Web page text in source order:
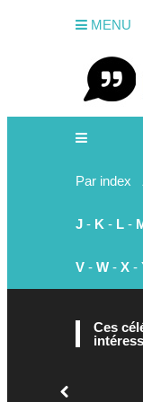
MENU
Par index
J - K - L -
V - W - X -
Ces